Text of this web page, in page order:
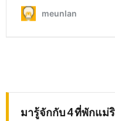
มารู้จักกับ 4 ที่พักแม่